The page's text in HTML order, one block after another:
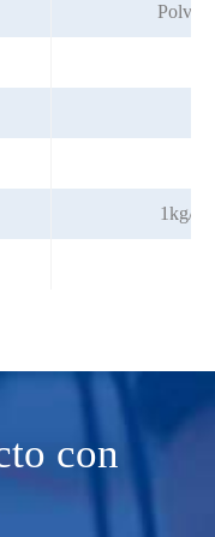
Polvo
1kg/
con